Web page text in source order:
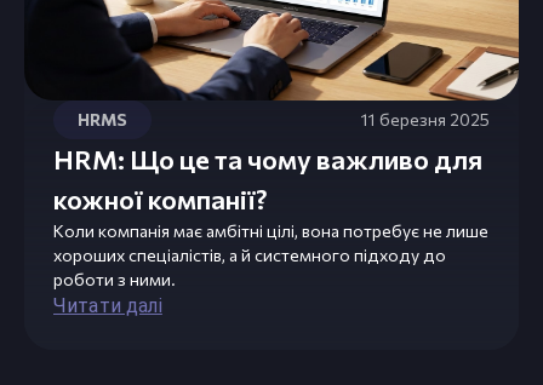
HRMS 11 березня 2025
HRM: Що це та чому важливо для
кожної компанії?
Коли компанія має амбітні цілі, вона потребує не лише
хороших спеціалістів, а й системного підходу до
роботи з ними.
Читати далі